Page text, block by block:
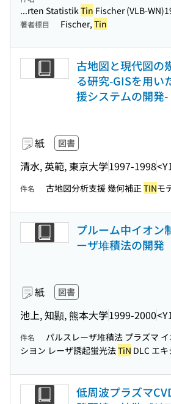
...rten StatistikTin Fischer (VLB-
著者標目 Fischer, Tin
古地図と現代図の
る研究-GISを用い
援システムの開発-
紙 図書
清水, 英範, 東京大学1997-1998
件名 古地図分析支援 幾何補正TINモ
プルーム中イオン
ーザ堆積法の開発
紙 図書
池上, 知顯, 熊本大学1999-2000
件名
パルスレーザ堆積法 プラズマ
シヨン レーザ誘起蛍光法TiN DLC エ
低周波プラズマ